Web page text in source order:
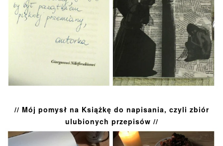
// Mój pomysł na Książkę do napisania, czyli zbiór
ulubionych przepisów //